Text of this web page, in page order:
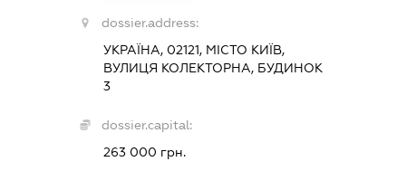
dossier.address:
УКРАЇНА, 02121, МІСТО КИЇВ,
ВУЛИЦЯ КОЛЕКТОРНА, БУДИНОК
3
dossier.capital:
263 000 грн.